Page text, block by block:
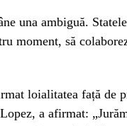
una ambiguă.
moment, să
loialitatea față de
a afirmat: